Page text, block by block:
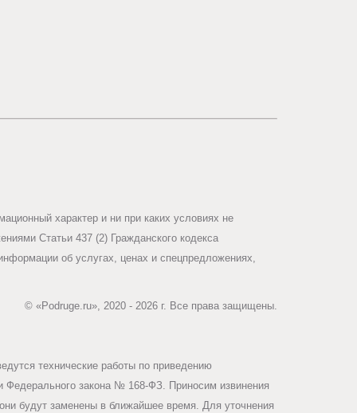
характер и ни при каких условиях не
Статьи 437 (2) Гражданского кодекса
об услугах, ценах и спецпредложениях,
© «Podruge.ru», 2020 - 2026 г. Все права защищены.
технические работы по приведению
Федерального закона № 168-ФЗ. Приносим извинения
будут заменены в ближайшее время. Для уточнения